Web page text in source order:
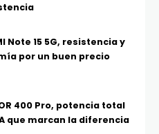
Note 15 5G, resistencia y
por un buen precio
400 Pro, potencia total
que marcan la diferencia